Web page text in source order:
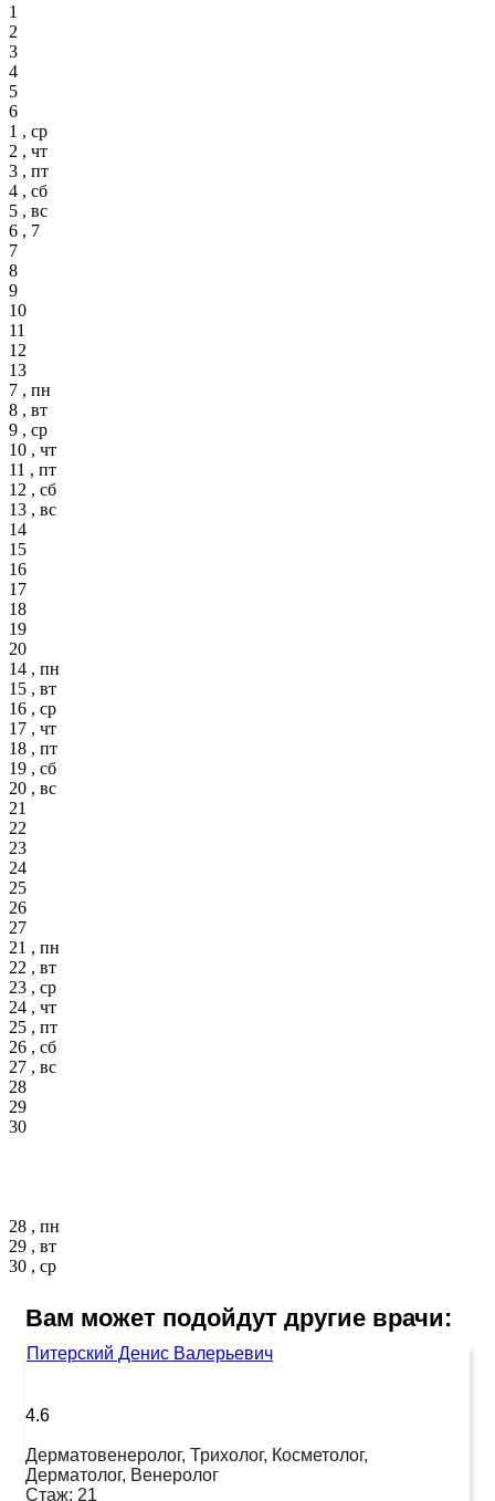
1
2
3
4
5
6
1 , ср
2 , чт
3 , пт
4 , сб
5 , вс
6 , 7
7
8
9
10
11
12
13
7 , пн
8 , вт
9 , ср
10 , чт
11 , пт
12 , сб
13 , вс
14
15
16
17
18
19
20
14 , пн
15 , вт
16 , ср
17 , чт
18 , пт
19 , сб
20 , вс
21
22
23
24
25
26
27
21 , пн
22 , вт
23 , ср
24 , чт
25 , пт
26 , сб
27 , вс
28
29
30
28 , пн
29 , вт
30 , ср
Вам может подойдут другие врачи:
Питерский Денис Валерьевич
4.6
Дерматовенеролог, Трихолог, Косметолог,
Дерматолог, Венеролог
Стаж: 21